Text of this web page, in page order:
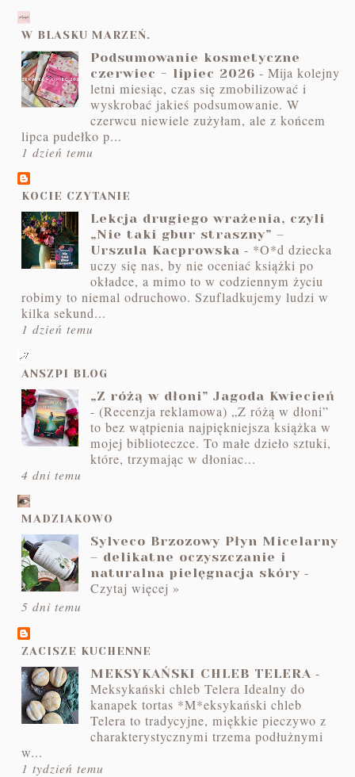
W BLASKU MARZEŃ.
Podsumowanie kosmetyczne
czerwiec - lipiec 2026 -Mija kolejny
letni miesiąc, czas się zmobilizować i
wyskrobać jakieś podsumowanie. W
czerwcu niewiele zużyłam, ale z końcem
lipca pudełko p...
1 dzień temu
KOCIE CZYTANIE
Lekcja drugiego wrażenia, czyli
„Nie taki gbur straszny” –
Urszula Kacprowska - *O*d dziecka
uczy się nas, by nie oceniać książki po
okładce, a mimo to w codziennym życiu
robimy to niemal odruchowo. Szufladkujemy ludzi w
kilka sekund...
1 dzień temu
ANSZPI BLOG
„Z różą w dłoni” Jagoda Kwiecień
-(Recenzja reklamowa) „Z różą w dłoni”
to bez wątpienia najpiękniejsza książka w
mojej biblioteczce. To małe dzieło sztuki,
które, trzymając w dłoniac...
4 dni temu
MADZIAKOWO
Sylveco Brzozowy Płyn Micelarny
– delikatne oczyszczanie i
naturalna pielęgnacja skóry -
Czytaj więcej »
5 dni temu
ZACISZE KUCHENNE
MEKSYKAŃSKI CHLEB TELERA -
Meksykański chleb Telera Idealny do
kanapek tortas *M*eksykański chleb
Telera to tradycyjne, miękkie pieczywo z
charakterystycznymi trzema podłużnymi
w...
1 tydzień temu